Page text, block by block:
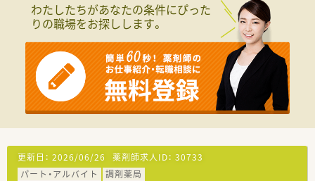
わたしたちがあなたの条件にぴった
りの職場をお探しします。
更新日： 2026/06/26 薬剤師求人ID： 30733
パート・アルバイト
調剤薬局